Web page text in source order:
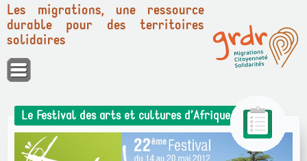
Panneau de gestion des cookies
Les migrations, une ressource
durable pour des territoires
solidaires
Le Festival des arts et cultures d’Afrique